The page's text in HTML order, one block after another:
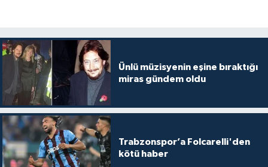
Ünlü müzisyenin eşine bıraktığı
miras gündem oldu
Trabzonspor’a Folcarelli'den
kötü haber